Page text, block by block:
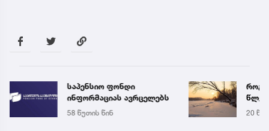
საპენსიო ფონდი
ინფორმაციას ავრცელებს
58 წუთის წინ 20